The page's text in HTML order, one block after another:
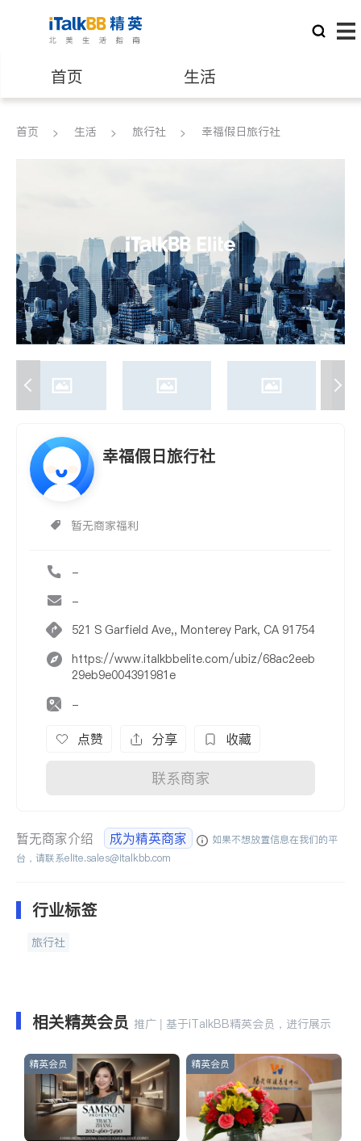
首页 生活
医生 律师
养老 非盈利组织
首页 生活 旅行社 幸福假日旅行社
幸福假日旅行社
暂无商家福利
-
-
521 S Garfield Ave,, Monterey Park, CA 91754
https://www.italkbbelite.com/ubiz/68ac2eeb
29eb9e004391981e
-
点赞 分享 收藏
联系商家
暂无商家介绍 成为精英商家
如果不想放置信息在我们的平
台，请联系elite.sales@italkbb.com
行业标签
旅行社
相关精英会员 推广 | 基于iTalkBB精英会员，进行展示
精英会员 精英会员